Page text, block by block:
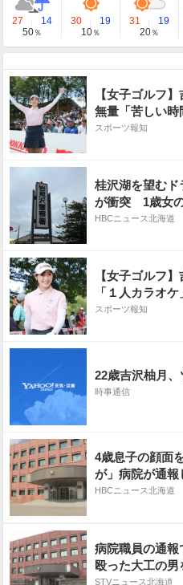
27
14
50％
30
19
10％
31
19
20％
【女子ゴルフ
無量「苦しい時
の一日も早い
スポーツ報知
桂沢湖を望む
が衝突 1歳女
送 北海道三笠
HBCニュース北海道
【女子ゴルフ
「１人カラオ
イヤモンド世
スポーツ報知
22歳吉沢柚月
時事通信
4歳息子の顔面
が」病院が通
捕「たたいたこ
HBCニュース北海道
病院職員の通報
殴った大工の
STVニュース北海道